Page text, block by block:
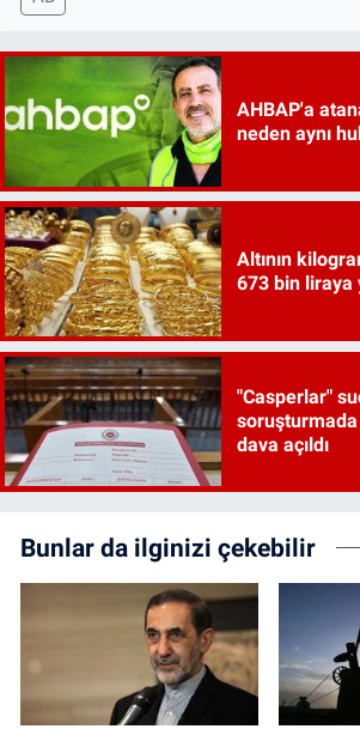
AHBAP'a
neden aynı
Altının
673 bin liraya
"Casperlar"
dava açıldı
Bunlar da ilginizi çekebilir